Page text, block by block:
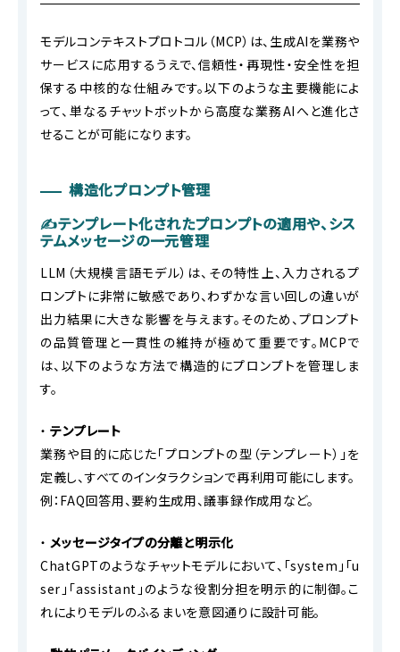
モデルコンテキストプロトコル（MCP）は、生成AIを業務や
サービスに応用するうえで、信頼性・再現性・安全性を担
保する中核的な仕組みです。以下のような主要機能によ
って、単なるチャットボットから高度な業務AIへと進化さ
せることが可能になります。
構造化プロンプト管理
✍テンプレート化されたプロンプトの適用や、シス
テムメッセージの一元管理
LLM（大規模言語モデル）は、その特性上、入力されるプ
ロンプトに非常に敏感であり、わずかな言い回しの違いが
出力結果に大きな影響を与えます。そのため、プロンプト
の品質管理と一貫性の維持が極めて重要です。MCPで
は、以下のような方法で構造的にプロンプトを管理しま
す。
・テンプレート
業務や目的に応じた「プロンプトの型（テンプレート）」を
定義し、すべてのインタラクションで再利用可能にします。
例：FAQ回答用、要約生成用、議事録作成用など。
・ メッセージタイプの分離と明示化
ChatGPTのようなチャットモデルにおいて、「system」「u
ser」「assistant」のような役割分担を明示的に制御。こ
れによりモデルのふるまいを意図通りに設計可能。